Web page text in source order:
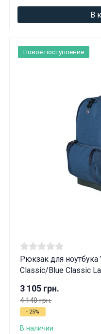
В
Рюкзак для ноутбука
Classic/Blue Classic
3 105 грн.
4 140 грн.
- 25%
В наличии
Новое поступление